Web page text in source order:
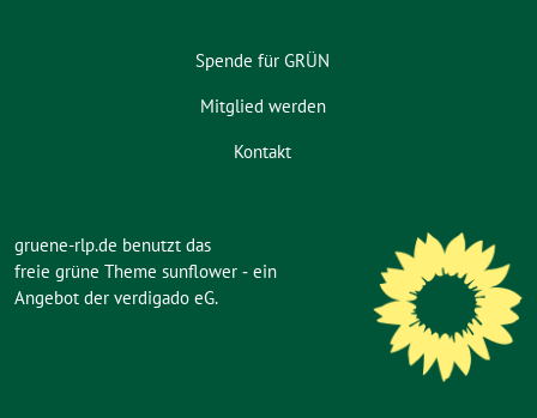
Spende für GRÜN
Mitglied werden
Kontakt
gruene-rlp.de benutzt das
freie grüne Theme sunflower ‐ ein
Angebot der verdigado eG.